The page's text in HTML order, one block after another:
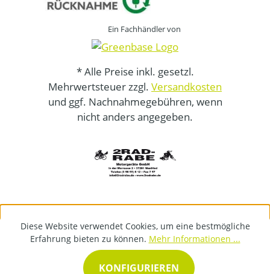
Ein Fachhändler von
* Alle Preise inkl. gesetzl.
Mehrwertsteuer zzgl. Versandkosten
und ggf. Nachnahmegebühren, wenn
nicht anders angegeben.
Diese Website verwendet Cookies, um eine bestmögliche
Erfahrung bieten zu können. Mehr Informationen ...
KONFIGURIEREN